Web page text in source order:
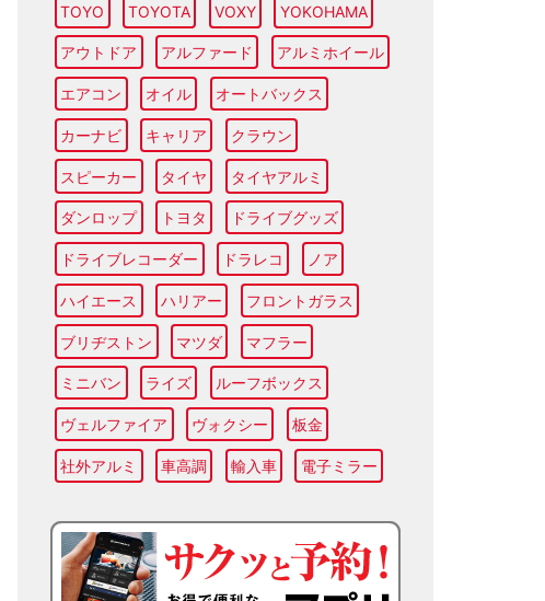
TOYO TOYOTA VOXY YOKOHAMA
アウトドア アルファード アルミホイール
エアコン オイル オートバックス
カーナビ キャリア クラウン
スピーカー タイヤ タイヤアルミ
ダンロップ トヨタ ドライブグッズ
ドライブレコーダー ドラレコ ノア
ハイエース ハリアー フロントガラス
ブリヂストン マツダ マフラー
ミニバン ライズ ルーフボックス
ヴェルファイア ヴォクシー 板金
社外アルミ 車高調 輸入車 電子ミラー